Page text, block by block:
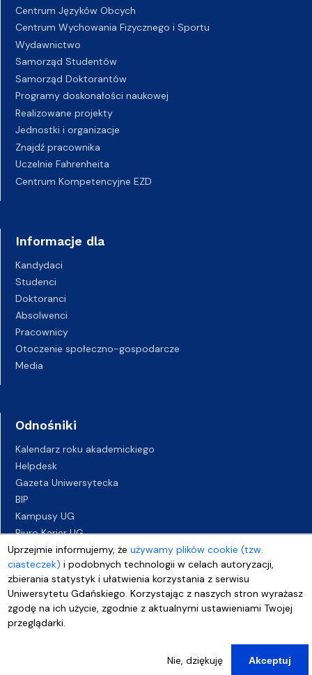
Uprzejmie informujemy, żeużywamy plików cookie (tzw.
ciasteczek) i podobnych technologii w celach autoryzacji,
zbierania statystyk i ułatwienia korzystania z serwisu
Uniwersytetu Gdańskiego. Korzystając z naszych stron wyrażasz
zgodę na ich użycie, zgodnie z aktualnymi ustawieniami Twojej
przeglądarki.
Nie, dziękuję Akceptuj
Centrum Języków Obcych
Centrum Wychowania Fizycznego i Sportu
Wydawnictwo
Samorząd Studentów
Samorząd Doktorantów
Programy doskonałości naukowej
Realizowane projekty
Jednostki i organizacje
Znajdź pracownika
Uczelnie Fahrenheita
Centrum Kompetencyjne EZD
Informacje dla
Kandydaci
Studenci
Doktoranci
Absolwenci
Pracownicy
Otoczenie społeczno-gospodarcze
Media
Odnośniki
Kalendarz roku akademickiego
Helpdesk
Gazeta Uniwersytecka
BIP
Kampusy UG
Biuro Karier UG
Oferty pracy
Deklaracja dostępności